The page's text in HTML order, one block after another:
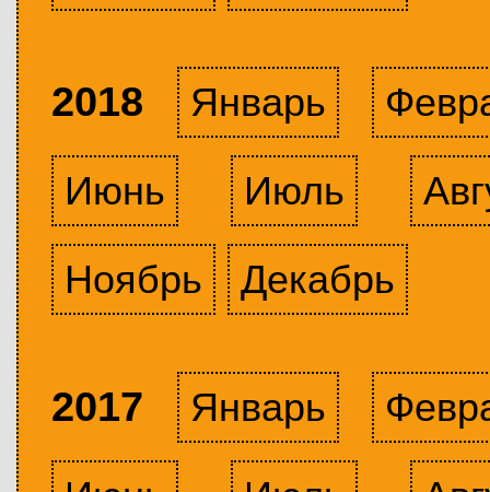
2018 Январь
Июнь
Июль
Ноябрь
Декабрь
2017 Январь